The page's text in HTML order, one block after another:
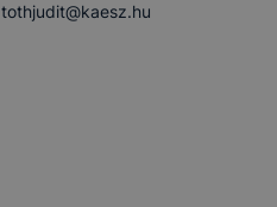
tothjudit​@kaesz.hu